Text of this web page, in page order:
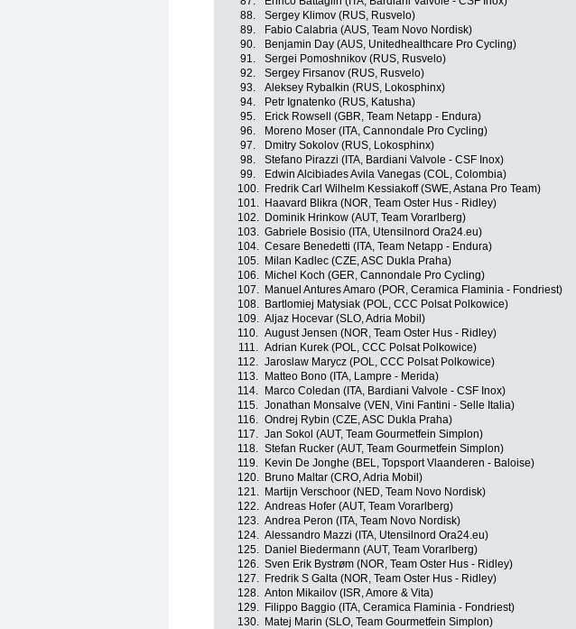
88.
Sergey Klimov (RUS, Rusvelo)
89.
Fabio Calabria (AUS, Team Novo Nordisk)
90.
Benjamin Day (AUS, Unitedhealthcare Pro Cycling)
91.
Sergei Pomoshnikov (RUS, Rusvelo)
92.
Sergey Firsanov (RUS, Rusvelo)
93.
Aleksey Rybalkin (RUS, Lokosphinx)
94.
Petr Ignatenko (RUS, Katusha)
95.
Erick Rowsell (GBR, Team Netapp - Endura)
96.
Moreno Moser (ITA, Cannondale Pro Cycling)
97.
Dmitry Sokolov (RUS, Lokosphinx)
98.
Stefano Pirazzi (ITA, Bardiani Valvole - CSF Inox)
99.
Edwin Alcibiades Avila Vanegas (COL, Colombia)
100.
Fredrik Carl Wilhelm Kessiakoff (SWE, Astana Pro Team)
101.
Haavard Blikra (NOR, Team Oster Hus - Ridley)
102.
Dominik Hrinkow (AUT, Team Vorarlberg)
103. Gabriele Bosisio (ITA, Utensilnord Ora24.eu)
104. Cesare Benedetti (ITA, Team Netapp - Endura)
105.
Milan Kadlec (CZE, ASC Dukla Praha)
106.
Michel Koch (GER, Cannondale Pro Cycling)
107.
Manuel Antures Amaro (POR, Ceramica Flaminia - Fondriest)
108.
Bartlomiej Matysiak (POL, CCC Polsat Polkowice)
109. Aljaz Hocevar (SLO, Adria Mobil)
110. August Jensen (NOR, Team Oster Hus - Ridley)
111. Adrian Kurek (POL, CCC Polsat Polkowice)
112. Jaroslaw Marycz (POL, CCC Polsat Polkowice)
113.
Matteo Bono (ITA, Lampre - Merida)
114.
Marco Coledan (ITA, Bardiani Valvole - CSF Inox)
115. Jonathan Monsalve (VEN, Vini Fantini - Selle Italia)
116. Ondrej Rybin (CZE, ASC Dukla Praha)
117. Jan Sokol (AUT, Team Gourmetfein Simplon)
118. Stefan Rucker (AUT, Team Gourmetfein Simplon)
119.
Kevin De Jonghe (BEL, Topsport Vlaanderen - Baloise)
120.
Bruno Maltar (CRO, Adria Mobil)
121.
Martijn Verschoor (NED, Team Novo Nordisk)
122. Andreas Hofer (AUT, Team Vorarlberg)
123. Andrea Peron (ITA, Team Novo Nordisk)
124. Alessandro Mazzi (ITA, Utensilnord Ora24.eu)
125.
Daniel Biedermann (AUT, Team Vorarlberg)
126. Sven Erik Bystrøm (NOR, Team Oster Hus - Ridley)
127.
Fredrik S Galta (NOR, Team Oster Hus - Ridley)
128. Anton Mikailov (ISR, Amore & Vita)
129.
Filippo Baggio (ITA, Ceramica Flaminia - Fondriest)
130.
Matej Marin (SLO, Team Gourmetfein Simplon)